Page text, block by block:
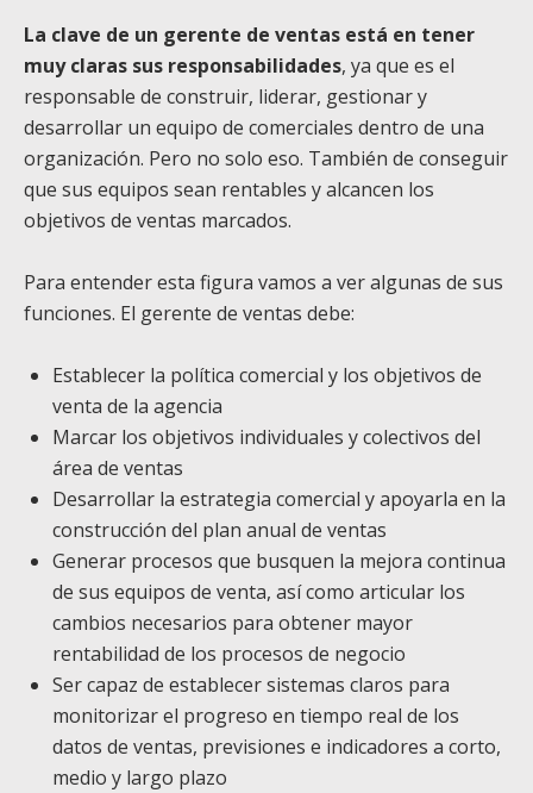
La clave de un gerente de ventas está en tener
muy claras sus responsabilidades, ya que es el
responsable de construir, liderar, gestionar y
desarrollar un equipo de comerciales dentro de una
organización. Pero no solo eso. También de conseguir
que sus equipos sean rentables y alcancen los
objetivos de ventas marcados.
Para entender esta figura vamos a ver algunas de sus
funciones. El gerente de ventas debe:
Establecer la política comercial y los objetivos de
venta de la agencia
Marcar los objetivos individuales y colectivos del
área de ventas
Desarrollar la estrategia comercial y apoyarla en la
construcción del plan anual de ventas
Generar procesos que busquen la mejora continua
de sus equipos de venta, así como articular los
cambios necesarios para obtener mayor
rentabilidad de los procesos de negocio
Ser capaz de establecer sistemas claros para
monitorizar el progreso en tiempo real de los
datos de ventas, previsiones e indicadores a corto,
medio y largo plazo